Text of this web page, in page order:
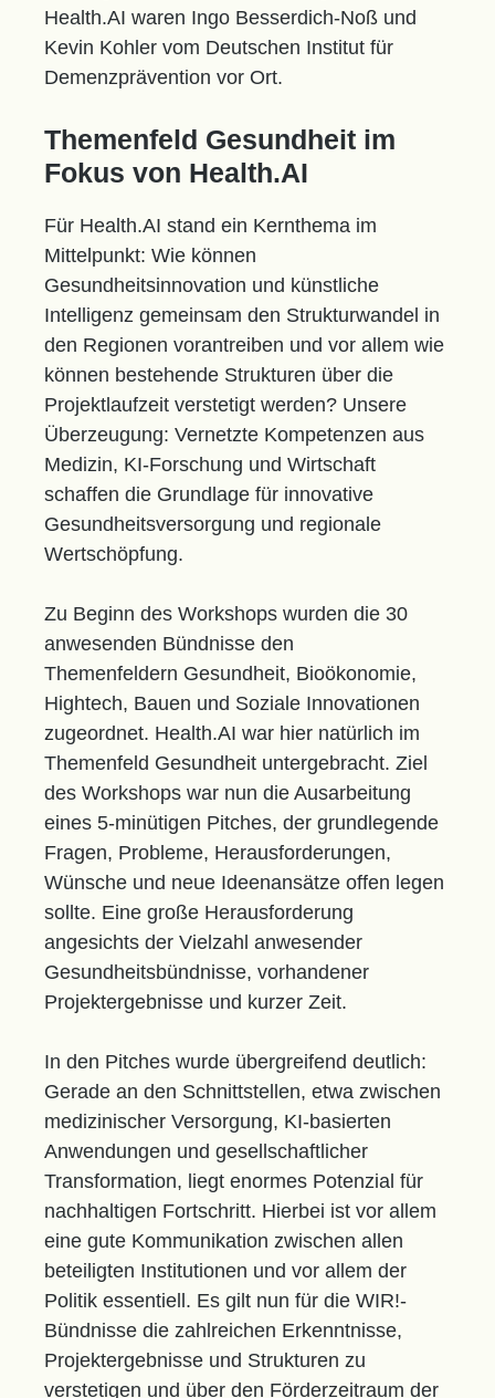
Health.AI waren Ingo Besserdich-Noß und
Kevin Kohler vom Deutschen Institut für
Demenzprävention vor Ort.
Themenfeld Gesundheit im
Fokus von Health.AI
Für Health.AI stand ein Kernthema im
Mittelpunkt: Wie können
Gesundheitsinnovation und künstliche
Intelligenz gemeinsam den Strukturwandel in
den Regionen vorantreiben und vor allem wie
können bestehende Strukturen über die
Projektlaufzeit verstetigt werden? Unsere
Überzeugung: Vernetzte Kompetenzen aus
Medizin, KI-Forschung und Wirtschaft
schaffen die Grundlage für innovative
Gesundheitsversorgung und regionale
Wertschöpfung.
Zu Beginn des Workshops wurden die 30
anwesenden Bündnisse den
Themenfeldern Gesundheit, Bioökonomie,
Hightech, Bauen und Soziale Innovationen
zugeordnet. Health.AI war hier natürlich im
Themenfeld Gesundheit untergebracht. Ziel
des Workshops war nun die Ausarbeitung
eines 5-minütigen Pitches, der grundlegende
Fragen, Probleme, Herausforderungen,
Wünsche und neue Ideenansätze offen legen
sollte. Eine große Herausforderung
angesichts der Vielzahl anwesender
Gesundheitsbündnisse, vorhandener
Projektergebnisse und kurzer Zeit.
In den Pitches wurde übergreifend deutlich:
Gerade an den Schnittstellen, etwa zwischen
medizinischer Versorgung, KI-basierten
Anwendungen und gesellschaftlicher
Transformation, liegt enormes Potenzial für
nachhaltigen Fortschritt. Hierbei ist vor allem
eine gute Kommunikation zwischen allen
beteiligten Institutionen und vor allem der
Politik essentiell. Es gilt nun für die WIR!-
Bündnisse die zahlreichen Erkenntnisse,
Projektergebnisse und Strukturen zu
verstetigen und über den Förderzeitraum der